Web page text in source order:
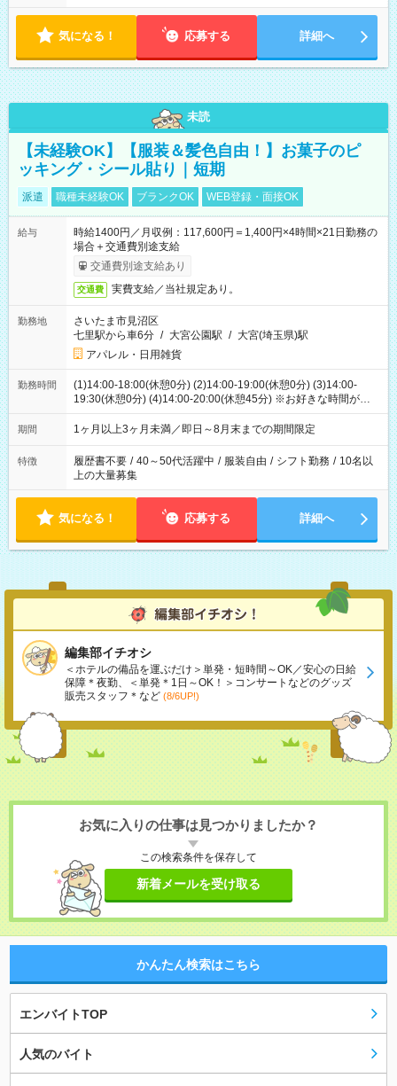
気になる！ 応募する 詳細へ
未読
【未経験OK】【服装＆髪色自由！】お菓子のピ
ッキング・シール貼り｜短期
派遣 職種未経験OK ブランクOK WEB登録・面接OK
給与
時給1400円／月収例：117,600円＝1,400円×4時間×21日勤務の
場合＋交通費別途支給
交通費別途支給あり
交通費 実費支給／当社規定あり。
勤務地
さいたま市見沼区
七里駅から車6分 / 大宮公園駅 / 大宮(埼玉県)駅
アパレル・日用雑貨
勤務時間
(1)14:00-18:00(休憩0分) (2)14:00-19:00(休憩0分) (3)14:00-
19:30(休憩0分) (4)14:00-20:00(休憩45分) ※お好きな時間が選べ
ます
期間 1ヶ月以上3ヶ月未満／即日～8月末までの期間限定
特徴 履歴書不要 / 40～50代活躍中 / 服装自由 / シフト勤務 / 10名以
上の大量募集
気になる！ 応募する 詳細へ
編集部イチオシ
＜ホテルの備品を運ぶだけ＞単発・短時間～OK／安心の日給
保障＊夜勤、＜単発＊1日～OK！＞コンサートなどのグッズ
販売スタッフ＊など (8/6UP!)
お気に入りの仕事は見つかりましたか？
この検索条件を保存して
新着メールを受け取る
かんたん検索はこちら
エンバイトTOP
人気のバイト